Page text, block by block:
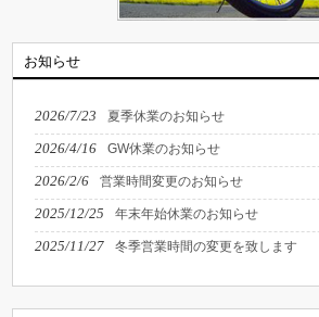
お知らせ
2026/7/23 夏季休業のお知らせ
2026/4/16 GW休業のお知らせ
2026/2/6 営業時間変更のお知らせ
2025/12/25 年末年始休業のお知らせ
2025/11/27 冬季営業時間の変更を致します